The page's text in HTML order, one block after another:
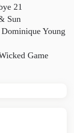
21
Sun
Young
Game